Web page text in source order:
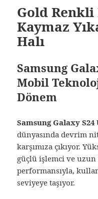
Gold
Kaymaz
Halı
Samsung
Mobil
Dönem
Samsung Galaxy
dünyasında devrim
karşımıza çıkıyor.
güçlü işlemci ve
performansıyla,
seviyeye taşıyor.